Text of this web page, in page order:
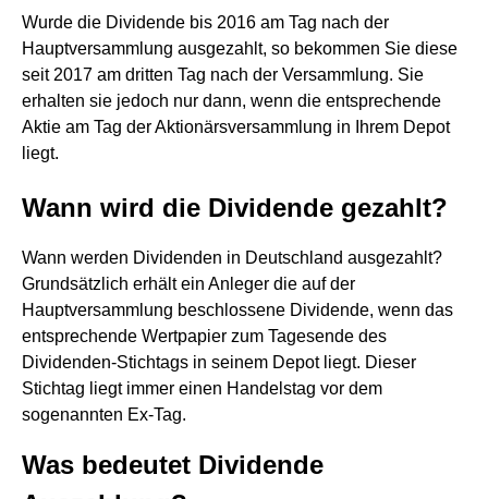
Wurde die Dividende bis 2016 am Tag nach der
Hauptversammlung ausgezahlt, so bekommen Sie diese
seit 2017 am dritten Tag nach der Versammlung. Sie
erhalten sie jedoch nur dann, wenn die entsprechende
Aktie am Tag der Aktionärsversammlung in Ihrem Depot
liegt.
Wann wird die Dividende gezahlt?
Wann werden Dividenden in Deutschland ausgezahlt?
Grundsätzlich erhält ein Anleger die auf der
Hauptversammlung beschlossene Dividende, wenn das
entsprechende Wertpapier zum Tagesende des
Dividenden-Stichtags in seinem Depot liegt. Dieser
Stichtag liegt immer einen Handelstag vor dem
sogenannten Ex-Tag.
Was bedeutet Dividende